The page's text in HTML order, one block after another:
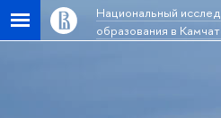
Национальный
образования в